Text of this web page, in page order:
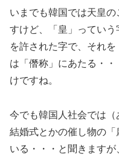
いまでも韓国では天皇
すけど、「皇」ってい
を許された字で、それ
は「僭称」にあたる・
けですね。
今でも韓国人社会では（
結婚式とかの催し物の
いる・・・と聞きます